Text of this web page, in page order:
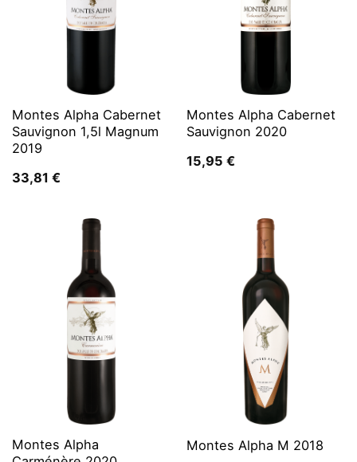
Montes Alpha Cabernet
Sauvignon 1,5l Magnum
2019
33,81 €
Montes Alpha Cabernet
Sauvignon 2020
15,95 €
Montes Alpha
Montes Alpha M 2018